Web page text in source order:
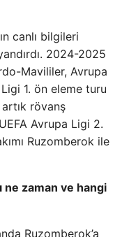
canlı bilgileri
2024-2025
Mavililer, Avrupa
1. ön eleme turu
rövanş
Avrupa Ligi 2.
Ruzomberok ile
zaman ve hangi
Ruzomberok’a